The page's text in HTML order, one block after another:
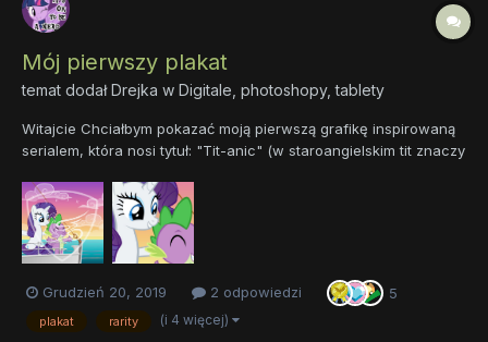
Mój pierwszy plakat
temat dodałDrejka w Digitale, photoshopy, tablety
Witajcie Chciałbym pokazać moją pierwszą grafikę inspirowaną
serialem, która nosi tytuł: "Tit-anic" (w staroangielskim tit znaczy
wodnym ponieważ mam zamiar go sprzedawać jeśli będzie duże
zainteresowanie. Obok jest fragment z próbk...
Grudzień 20, 2019 2 odpowiedzi 5
plakat rarity (i 4 więcej)